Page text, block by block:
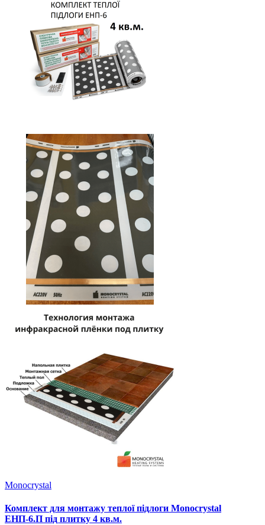
Monocrystal
Комплект для монтажу теплої підлоги Monocrystal
ЕНП-6.П під плитку 4 кв.м.